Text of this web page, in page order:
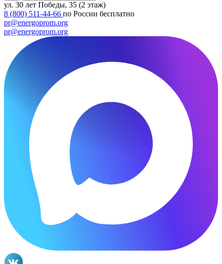
ул. 30 лет Победы, 35 (2 этаж)
8 (800) 511-44-66 по России бесплатно
pr@energoprom.org
pr@energoprom.org